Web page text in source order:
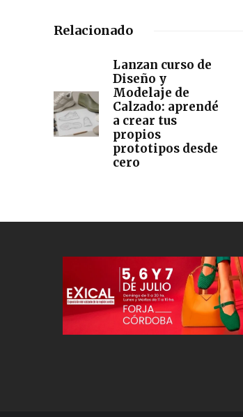
Relacionado
Lanzan curso de
Diseño y
Modelaje de
Calzado: aprendé
a crear tus
propios
prototipos desde
cero